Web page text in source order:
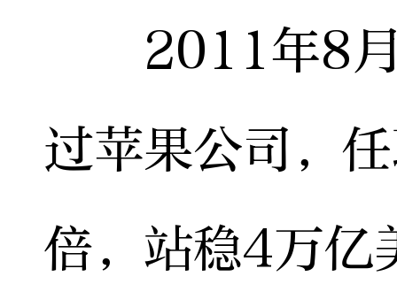
2011年8月
过苹果公司，
倍，站稳4万亿